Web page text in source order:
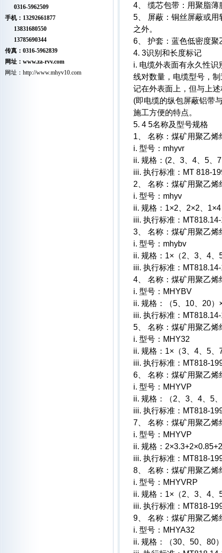
0316-5962509
手机：13292661877
13831680550
13785690344
传真：0316-5962839
网址：www.za-rvv.com
网址： http://www.mhyv10.com
4、 缆芯包带：用聚脂薄
5、 屏蔽：铜丝屏蔽或
之外。
6、 护套：蓝色低密度
4. 3识别和长度标记
i. 电缆外表面有永久性
线对数量，电缆型号，
记在外表面上，但与上
(即电缆的纵包屏蔽铝带
施工方便的特点。
5. 4 5名称及型号规格
1、 名称：煤矿用聚乙
i. 型号：mhyvr
ii. 规格：(2、3、4、5、
iii. 执行标准：MT 818-
2、 名称：煤矿用聚乙
i. 型号：mhyv
ii. 规格：1×2、2×2、
iii. 执行标准：
3、 名称：煤矿用聚乙
i. 型号：mhybv
ii. 规格：1×（2、3、4
iii. 执行标准：
4、 名称：煤矿用聚乙
i. 型号：MHYBV
ii. 规格：（5、10、20）
iii. 执行标准：
5、 名称：煤矿用聚乙
i. 型号：MHY32
ii. 规格：1×（3、4、5
iii. 执行标准：MT818-
6、 名称：煤矿用聚乙
i. 型号：MHYVP
ii. 规格：（2、3、4、5
iii. 执行标准：MT818-
7、 名称：煤矿用聚乙
i. 型号：MHYVP
ii. 规格：
iii. 执行标准：MT818-
8、 名称：煤矿用聚乙
i. 型号：MHYVRP
ii. 规格：1×（2、3、4
iii. 执行标准：MT818-
9、 名称：煤矿用聚乙
i. 型号：MHYA32
ii. 规格：（30、50、80